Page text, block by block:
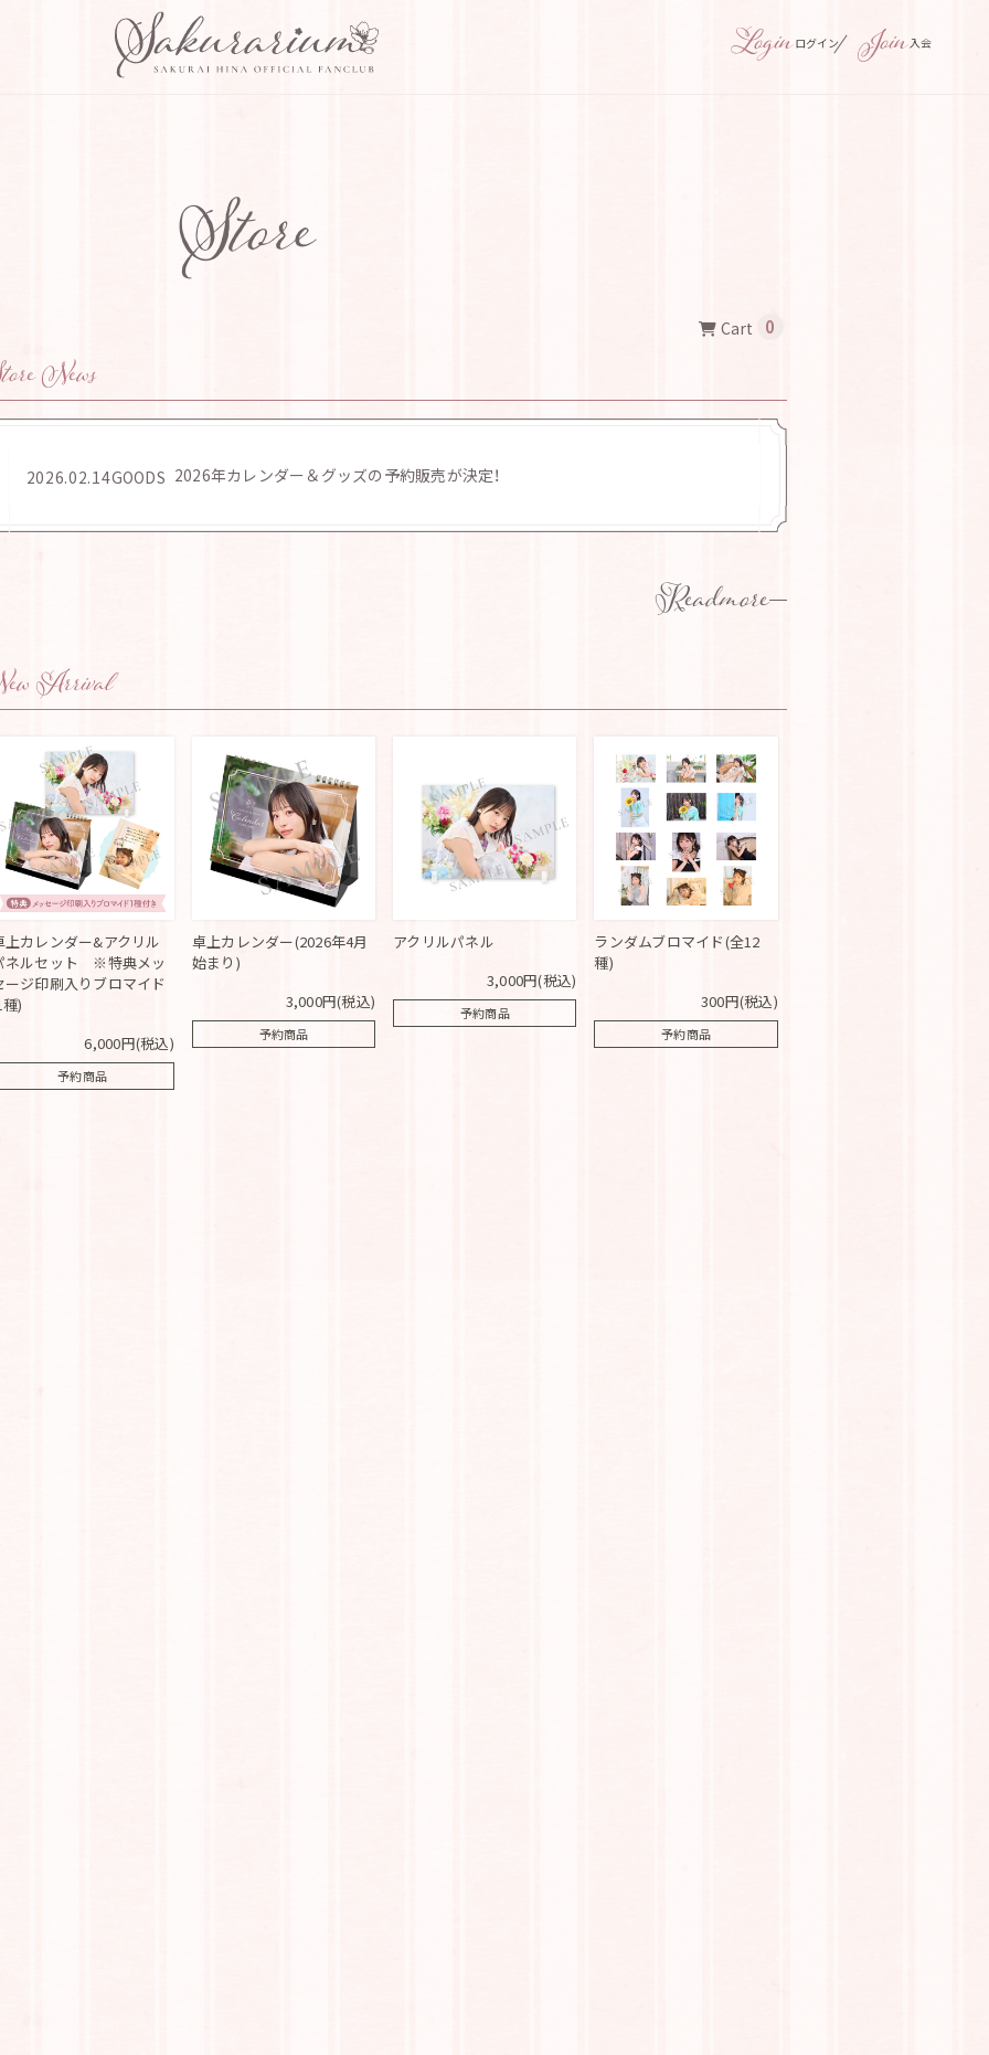
ログイン 入会
Store Cart 0
News
2026.02.14GOODS 2026年カレンダー＆グッズの予約販売が決定！
Readmore
Arrival
上カレンダー&アクリル
ネルセット ※特典メッ
ージ印刷入りブロマイド
)
6,000円(税込)
予約商品
卓上カレンダー(2026年4月
始まり)
3,000円(税込)
予約商品
アクリルパネル
3,000円(税込)
予約商品
ランダムブロマイド(全12
種)
300円(税込)
予約商品